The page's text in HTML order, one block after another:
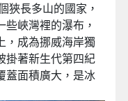
狹長多山的國家，
峽灣裡的瀑布，
，成為挪威海岸獨
掛著新生代第四紀
蓋面積廣大，是冰